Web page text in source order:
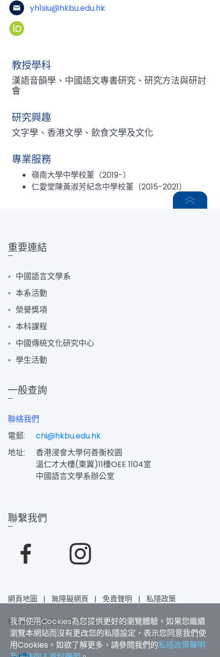
yh1siu@hkbu.edu.hk
教授學科
漢語音韻學、中國語文專書研究、研究方法與研討
會
研究興趣
文字學、香港文學、飲食文學及文化
專業服務
嶺南大學中學校董（2019-）
仁愛堂陳黃淑芳紀念中學校董（2015-2021）
我們使用Cookies為您提供更好的瀏覽體驗。如果您繼續
瀏覽本網站而沒有更改您的私隱設定，表示您同意我們使
用Cookies。如欲了解更多，請參閱我們的私隱政策聲明
重要連結
中國語言文學系
本系活動
榮譽獎項
本科課程
中國傳統文化研究中心
學生活動
一般查詢
聯絡我們
電郵:
chi@hkbu.edu.hk
地址:
香港浸會大學何善衡校園
溫仁才大樓(東翼)11樓OEE 1104室
中國語言文學系辦公室
聯繫我們
網頁地圖 | 無障礙網頁 | 免責聲明 | 私隱政策
香港浸會大學 版權所有 © 2025